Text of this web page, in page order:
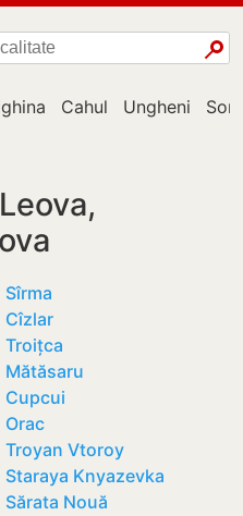
Cahul Ungheni
Sîrma
Cîzlar
Troițca
Mătăsaru
Cupcui
Orac
Troyan Vtoroy
Staraya Knyazevka
Sărata Nouă